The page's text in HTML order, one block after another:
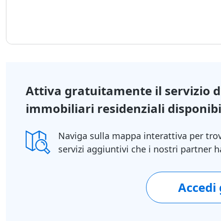
Attiva gratuitamente il servizio
immobiliari residenziali
Naviga sulla mappa interattiva per
servizi aggiuntivi che i nostri partner